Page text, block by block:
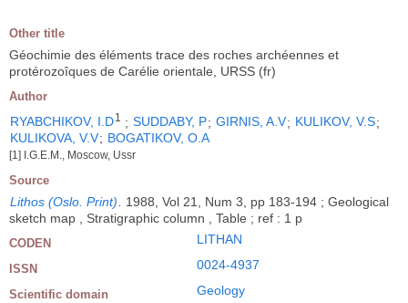
Other title
Géochimie des éléments trace des roches archéennes et
protérozoîques de Carélie orientale, URSS (fr)
Author
RYABCHIKOV, I.D1 ; SUDDABY, P; GIRNIS, A.V; KULIKOV, V.S;
KULIKOVA, V.V; BOGATIKOV, O.A
[1] I.G.E.M., Moscow, Ussr
Source
Lithos (Oslo. Print). 1988, Vol 21, Num 3, pp 183-194 ; Geological
sketch map , Stratigraphic column , Table ; ref : 1 p
CODEN LITHAN
ISSN 0024-4937
Scientific domain Geology